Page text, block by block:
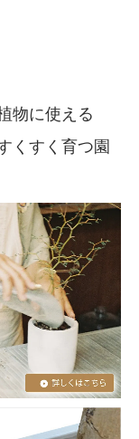
物に使える
くすく育つ園